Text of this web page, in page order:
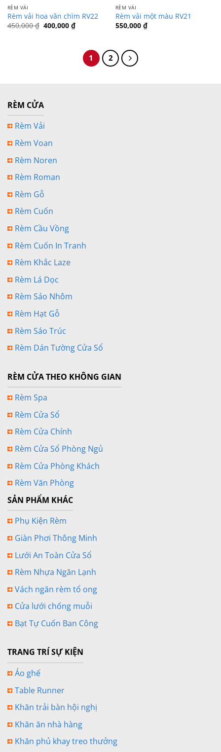
RÈM VẢI
Rèm vải hoa văn chìm RV22
450,000₫ Giá
gốc
400,000 ₫Giá
hiện
400,000 ₫.
RÈM VẢI
Rèm vải một màu RV21
550,000 ₫
1 2
RÈM CỬA
Rèm Vải
Rèm Voan
Rèm Noren
Rèm Roman
Rèm Gỗ
Rèm Cuốn
Rèm Cầu Vồng
Rèm Cuốn In Tranh
Rèm Khắc Laze
Rèm Lá Dọc
Rèm Sáo Nhôm
Rèm Hạt Gỗ
Rèm Sáo Trúc
Rèm Dán Tường Cửa Sổ
RÈM CỬA THEO KHÔNG GIAN
Rèm Spa
Rèm Cửa Sổ
Rèm Cửa Chính
Rèm Cửa Sổ Phòng Ngủ
Rèm Cửa Phòng Khách
Rèm Văn Phòng
SẢN PHẨM KHÁC
Phụ Kiện Rèm
Giàn Phơi Thông Minh
Lưới An Toàn Cửa Sổ
Rèm Nhựa Ngăn Lạnh
Vách ngăn rèm tổ ong
Cửa lưới chống muỗi
Bạt Tự Cuốn Ban Công
TRANG TRÍ SỰ KIỆN
Áo ghế
Table Runner
Khăn trải bàn hội nghị
Khăn ăn nhà hàng
Khăn phủ khay treo thưởng